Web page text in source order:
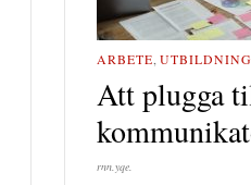
ARBETE UTBILDNING
Att plugga
rnn.yqe.